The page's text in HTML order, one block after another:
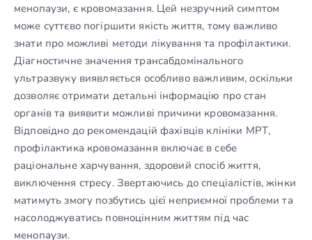
менопаузи, є кровомазання. Цей незручний симптом
може суттєво погіршити якість життя, тому важливо
знати про можливі методи лікування та профілактики.
Діагностичне значення трансабдомінального
ультразвуку виявляється особливо важливим, оскільки
дозволяє отримати детальні інформацію про стан
органів та виявити можливі причини кровомазання.
Відповідно до рекомендацій фахівців клініки МРТ,
профілактика кровомазання включає в себе
раціональне харчування, здоровий спосіб життя,
виключення стресу. Звертаючись до спеціалістів, жінки
матимуть змогу позбутись цієї неприємної проблеми та
насолоджуватись повноцінним життям під час
менопаузи.